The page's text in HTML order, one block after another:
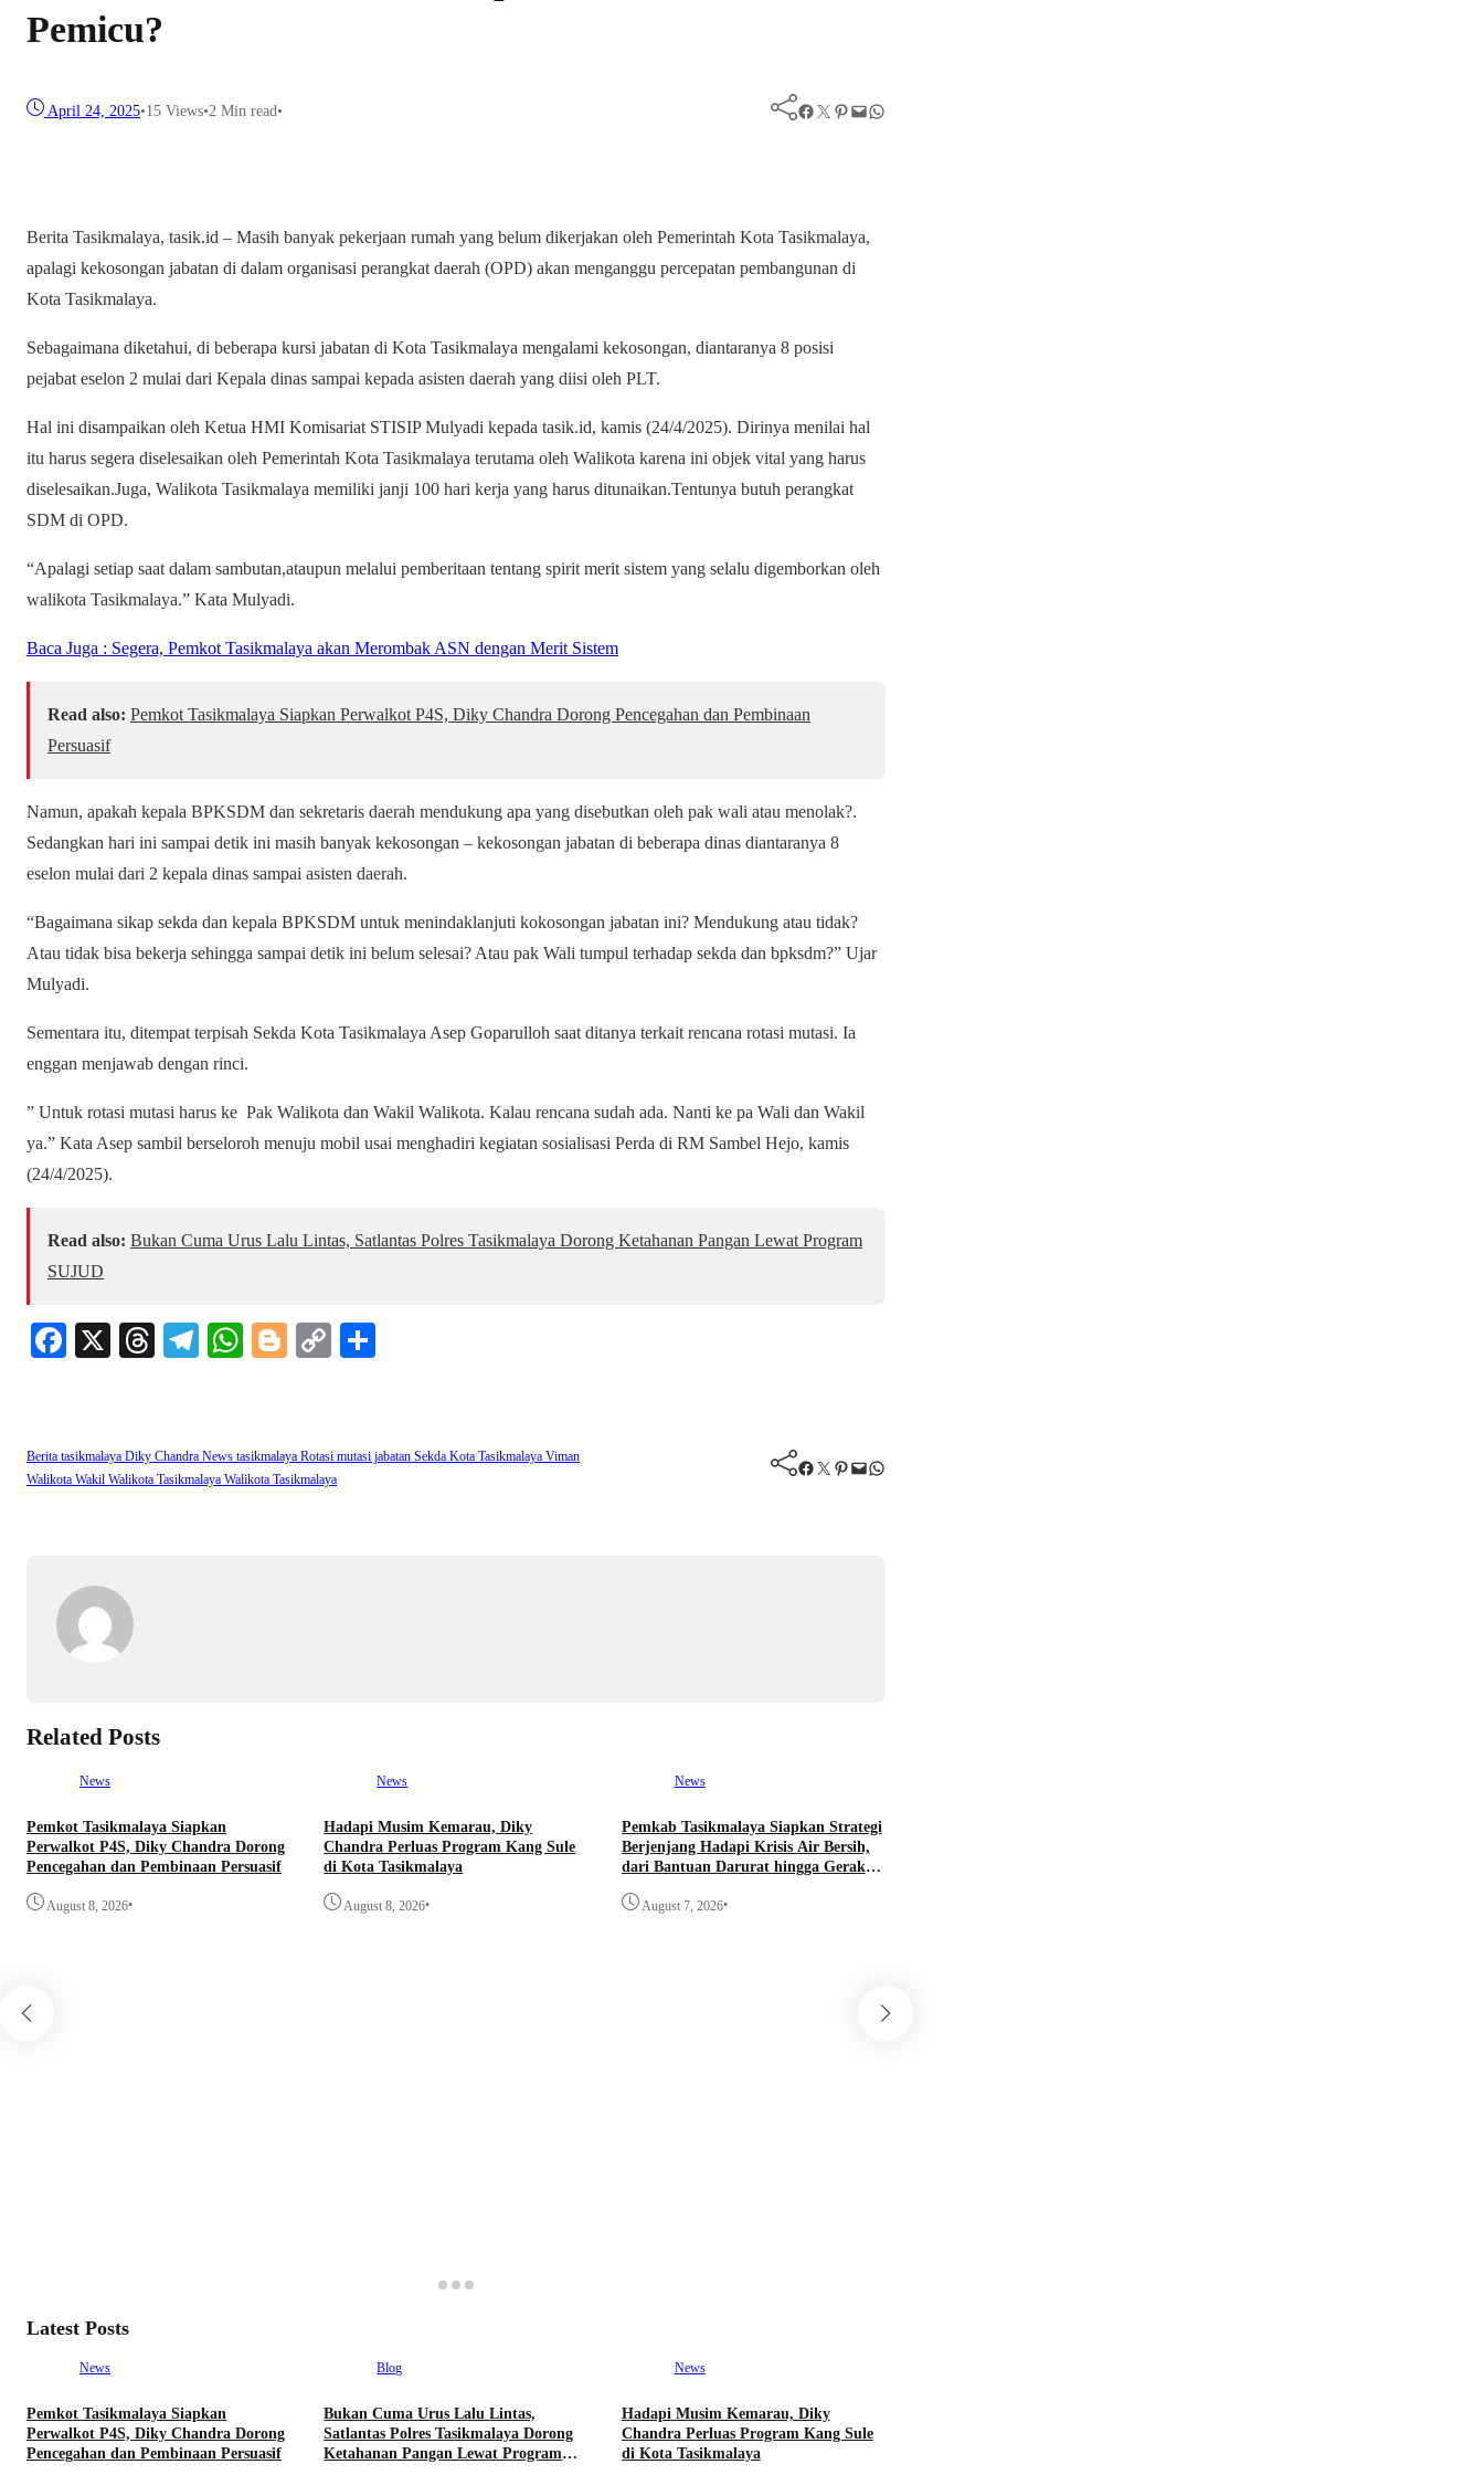
Pemicu?
April 24, 2025•15 Views•2 Min read• Facebook Twitter Pinterest Mail WhatsApp
Berita Tasikmalaya, tasik.id – Masih banyak pekerjaan rumah yang belum dikerjakan oleh Pemerintah Kota Tasikmalaya,
apalagi kekosongan jabatan di dalam organisasi perangkat daerah (OPD) akan menganggu percepatan pembangunan di
Kota Tasikmalaya.
Sebagaimana diketahui, di beberapa kursi jabatan di Kota Tasikmalaya mengalami kekosongan, diantaranya 8 posisi
pejabat eselon 2 mulai dari Kepala dinas sampai kepada asisten daerah yang diisi oleh PLT.
Hal ini disampaikan oleh Ketua HMI Komisariat STISIP Mulyadi kepada tasik.id, kamis (24/4/2025). Dirinya menilai hal
itu harus segera diselesaikan oleh Pemerintah Kota Tasikmalaya terutama oleh Walikota karena ini objek vital yang harus
diselesaikan.Juga, Walikota Tasikmalaya memiliki janji 100 hari kerja yang harus ditunaikan.Tentunya butuh perangkat
SDM di OPD.
“Apalagi setiap saat dalam sambutan,ataupun melalui pemberitaan tentang spirit merit sistem yang selalu digemborkan oleh
walikota Tasikmalaya.” Kata Mulyadi.
Baca Juga : Segera, Pemkot Tasikmalaya akan Merombak ASN dengan Merit Sistem
Read also: Pemkot Tasikmalaya Siapkan Perwalkot P4S, Diky Chandra Dorong Pencegahan dan Pembinaan
Persuasif
Namun, apakah kepala BPKSDM dan sekretaris daerah mendukung apa yang disebutkan oleh pak wali atau menolak?.
Sedangkan hari ini sampai detik ini masih banyak kekosongan – kekosongan jabatan di beberapa dinas diantaranya 8
eselon mulai dari 2 kepala dinas sampai asisten daerah.
“Bagaimana sikap sekda dan kepala BPKSDM untuk menindaklanjuti kokosongan jabatan ini? Mendukung atau tidak?
Atau tidak bisa bekerja sehingga sampai detik ini belum selesai? Atau pak Wali tumpul terhadap sekda dan bpksdm?” Ujar
Mulyadi.
Sementara itu, ditempat terpisah Sekda Kota Tasikmalaya Asep Goparulloh saat ditanya terkait rencana rotasi mutasi. Ia
enggan menjawab dengan rinci.
” Untuk rotasi mutasi harus ke Pak Walikota dan Wakil Walikota. Kalau rencana sudah ada. Nanti ke pa Wali dan Wakil
ya.” Kata Asep sambil berseloroh menuju mobil usai menghadiri kegiatan sosialisasi Perda di RM Sambel Hejo, kamis
(24/4/2025).
Read also: Bukan Cuma Urus Lalu Lintas, Satlantas Polres Tasikmalaya Dorong Ketahanan Pangan Lewat Program
SUJUD
Fa
ok
X
T
ds
Te
a
m
W
A
pp
Bl
r
C
Li
nk
Berita tasikmalaya Diky Chandra News tasikmalaya Rotasi mutasi jabatan Sekda Kota Tasikmalaya Viman
Walikota Wakil Walikota Tasikmalaya Walikota Tasikmalaya
Facebook Twitter Pinterest Mail WhatsApp
Related Posts
News
Pemkot Tasikmalaya Siapkan
Perwalkot P4S, Diky Chandra Dorong
Pencegahan dan Pembinaan Persuasif
August 8, 2026•
News
Hadapi Musim Kemarau, Diky
Chandra Perluas Program Kang Sule
di Kota Tasikmalaya
August 8, 2026•
News
Pemkab Tasikmalaya Siapkan Strategi
Berjenjang Hadapi Krisis Air Bersih,
dari Bantuan Darurat hingga Gerakan
August 7, 2026•
Latest Posts
News
Pemkot Tasikmalaya Siapkan
Perwalkot P4S, Diky Chandra Dorong
Pencegahan dan Pembinaan Persuasif
Blog
Bukan Cuma Urus Lalu Lintas,
Satlantas Polres Tasikmalaya Dorong
Ketahanan Pangan Lewat Program
News
Hadapi Musim Kemarau, Diky
Chandra Perluas Program Kang Sule
di Kota Tasikmalaya